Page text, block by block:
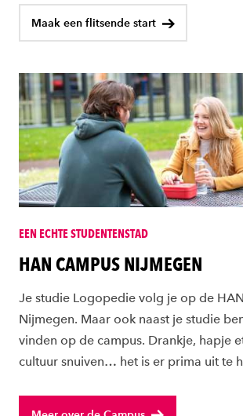
Maak een flitsende start
EEN ECHTE STUDENTENSTAD
HAN CAMPUS NIJMEGEN
Je studie Logopedie volg je op de
Nijmegen. Maar ook naast je studie
vinden op de campus. Drankje, hapje
cultuur snuiven… het is er prima uit te